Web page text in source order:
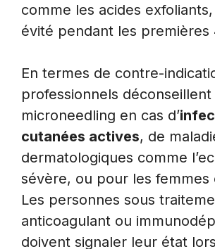
comme les acides
évité pendant les premières
En termes de contre-
professionnels déconseillent
microneedling en cas d’
cutanées actives, de
dermatologiques comme
sévère, ou pour les femmes
Les personnes sous
anticoagulant ou
doivent signaler leur état